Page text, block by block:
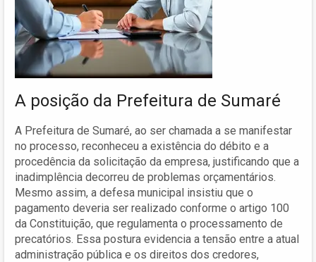
A posição da Prefeitura de Sumaré
A Prefeitura de Sumaré, ao ser chamada a se manifestar
no processo, reconheceu a existência do débito e a
procedência da solicitação da empresa, justificando que a
inadimplência decorreu de problemas orçamentários.
Mesmo assim, a defesa municipal insistiu que o
pagamento deveria ser realizado conforme o artigo 100
da Constituição, que regulamenta o processamento de
precatórios. Essa postura evidencia a tensão entre a atual
administração pública e os direitos dos credores,